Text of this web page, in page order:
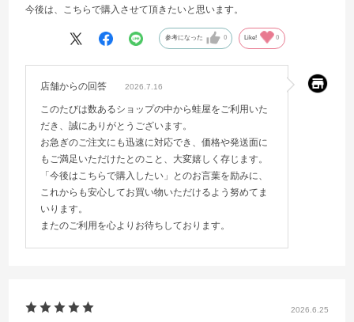
今後は、こちらで購入させて頂きたいと思います。
参考になった 0 Like! 0
店舗からの回答 2026.7.16
このたびは数あるショップの中から蛙屋をご利用いた
だき、誠にありがとうございます。
お急ぎのご注文にも迅速に対応でき、価格や発送面に
もご満足いただけたとのこと、大変嬉しく存じます。
「今後はこちらで購入したい」とのお言葉を励みに、
これからも安心してお買い物いただけるよう努めてま
いります。
またのご利用を心よりお待ちしております。
2026.6.25